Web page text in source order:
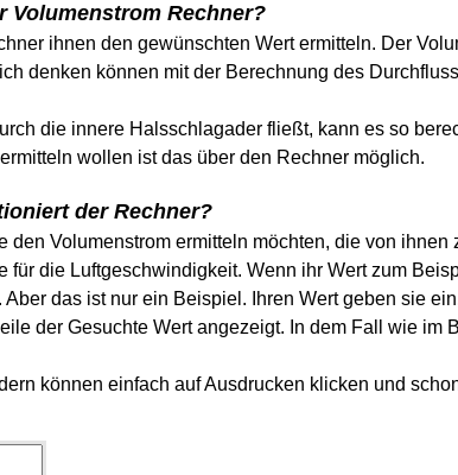
Volumenstrom Rechner?
ihnen den gewünschten Wert ermitteln. Der
denken können mit der Berechnung des
die innere Halsschlagader fließt, kann es so
wollen ist das über den Rechner möglich.
der Rechner?
Volumenstrom ermitteln möchten, die von ihnen
die Luftgeschwindigkeit. Wenn ihr Wert zum
das ist nur ein Beispiel. Ihren Wert geben sie
der Gesuchte Wert angezeigt. In dem Fall wie im
können einfach auf Ausdrucken klicken und